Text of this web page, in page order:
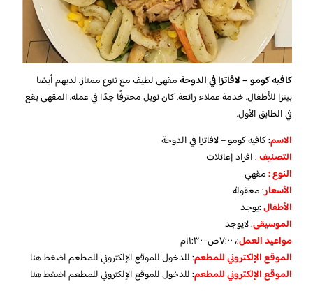
كافيه كومو – لافاتزا في الدوحةمقهى لطيف مع تنوع ممتاز. لديهم أيضا
بيتزا للأطفال. خدمة عملاء رائعة. كان نويل محترفًا جدًا في عمله. المقهى يقع
في الطابق الأول.
الاسم: كافيه كومو – لافاتزا في الدوحة
التصنيف: افراد |عائلات
النوع :مقهي
الأسعار: معقولة
الأطفال:يوجد
الموسيقى:لايوجد
مواعيد العمل:، ٧:٠٠ص–١١:٣٠م
الموقع الإلكتروني للمطعم: للدخول للموقع الإلكتروني للمطعماضغط هنا
الموقع الإلكتروني للمطعم: للدخول للموقع الإلكتروني للمطعماضغط هنا